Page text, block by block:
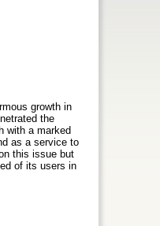
growth in
the
with a marked
as a service to
this issue but
of its users in